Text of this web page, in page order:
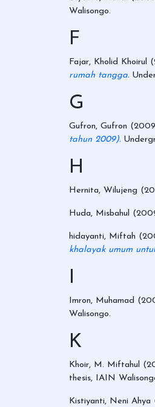
Walisongo.
F
Fajar, Kholid Khoirul
rumah tangga.
G
Gufron, Gufron
tahun 2009).
H
Hernita, Wilujeng
Huda, Misbahul
hidayanti, Miftah
khalayak umum
I
Imron, Muhamad
Walisongo.
K
Khoir, M. Miftahul
thesis, IAIN
Kistiyanti, Neni Ahya